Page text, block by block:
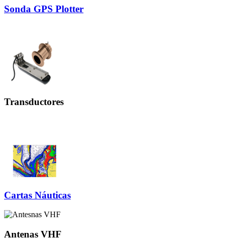
Sonda GPS Plotter
Transductores
Cartas Náuticas
Antenas VHF